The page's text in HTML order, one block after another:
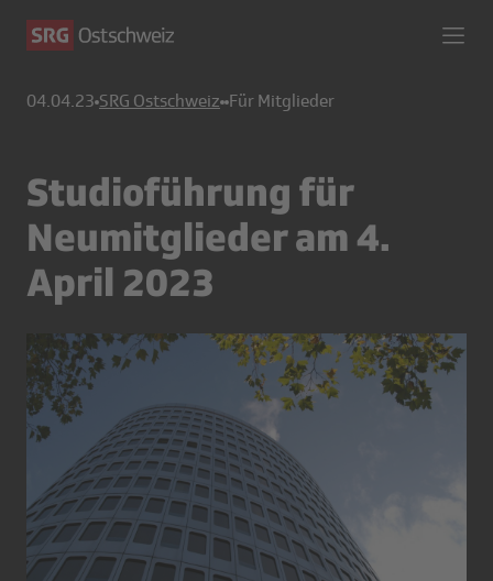
04.04.23 SRG Ostschweiz Für Mitglieder
Studioführung für
Neumitglieder am 4.
April 2023